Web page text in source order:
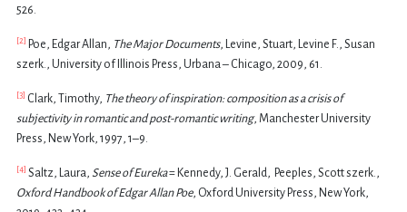
526.
[2] Poe, Edgar Allan, The Major Documents, Levine, Stuart, Levine F., Susan
szerk., University of Illinois Press, Urbana – Chicago, 2009, 61.
[3] Clark, Timothy, The theory of inspiration: composition as a crisis of
subjectivity in romantic and post-romantic writing, Manchester University
Press, New York, 1997, 1–9.
[4] Saltz, Laura, Sense of Eureka= Kennedy, J. Gerald, Peeples, Scott szerk.,
Oxford Handbook of Edgar Allan Poe, Oxford University Press, New York,